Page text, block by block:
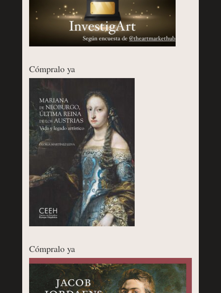
Cómpralo ya
Cómpralo ya